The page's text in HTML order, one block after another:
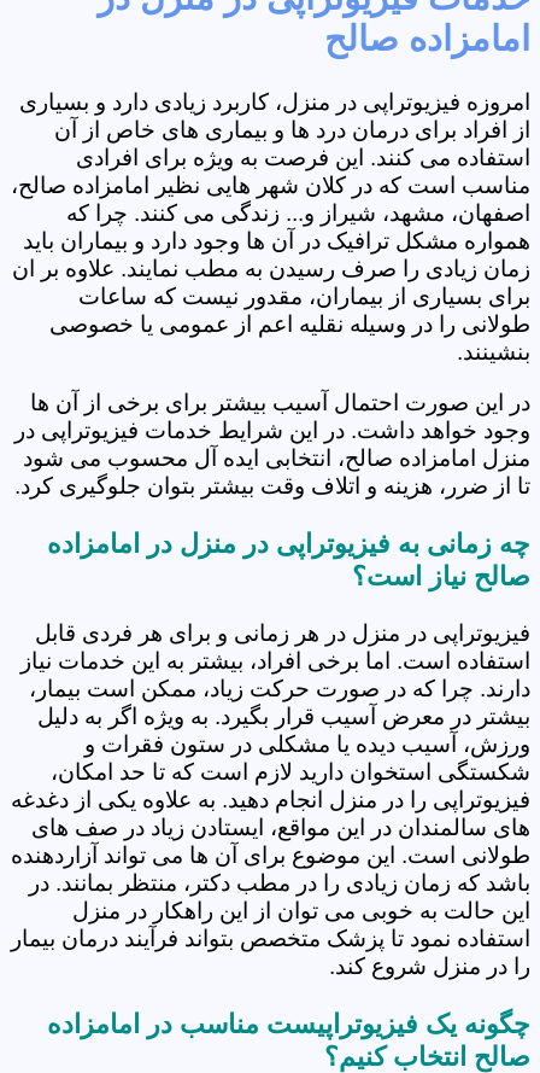
امامزاده صالح
امروزه فیزیوتراپی در منزل، کاربرد زیادی دارد و بسیاری
از افراد برای درمان درد ها و بیماری های خاص از آن
استفاده می کنند. این فرصت به ویژه برای افرادی
مناسب است که در کلان شهر هایی نظیر امامزاده صالح،
اصفهان، مشهد، شیراز و... زندگی می کنند. چرا که
همواره مشکل ترافیک در آن ها وجود دارد و بیماران باید
زمان زیادی را صرف رسیدن به مطب نمایند. علاوه بر ان
برای بسیاری از بیماران، مقدور نیست که ساعات
طولانی را در وسیله نقلیه اعم از عمومی یا خصوصی
بنشینند.
در این صورت احتمال آسیب بیشتر برای برخی از آن ها
وجود خواهد داشت. در این شرایط خدمات فیزیوتراپی در
منزل امامزاده صالح، انتخابی ایده آل محسوب می شود
تا از ضرر، هزینه و اتلاف وقت بیشتر بتوان جلوگیری کرد.
چه زمانی به فیزیوتراپی در منزل در امامزاده
صالح نیاز است؟
فیزیوتراپی در منزل در هر زمانی و برای هر فردی قابل
استفاده است. اما برخی افراد، بیشتر به این خدمات نیاز
دارند. چرا که در صورت حرکت زیاد، ممکن است بیمار،
بیشتر در معرض آسیب قرار بگیرد. به ویژه اگر به دلیل
ورزش، آسیب دیده یا مشکلی در ستون فقرات و
شکستگی استخوان دارید لازم است که تا حد امکان،
فیزیوتراپی را در منزل انجام دهید. به علاوه یکی از دغدغه
های سالمندان در این مواقع، ایستادن زیاد در صف های
طولانی است. این موضوع برای آن ها می تواند آزاردهنده
باشد که زمان زیادی را در مطب دکتر، منتظر بمانند. در
این حالت به خوبی می توان از این راهکار در منزل
استفاده نمود تا پزشک متخصص بتواند فرآیند درمان بیمار
را در منزل شروع کند.
چگونه یک فیزیوتراپیست مناسب در امامزاده
صالح انتخاب کنیم؟